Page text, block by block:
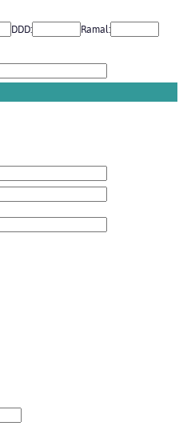
DDD:
Ramal: